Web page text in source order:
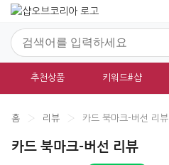
추천상품 키워드#샵
홈 › 리뷰 › 카드 북마크-버선 리뷰
카드 북마크-버선 리뷰